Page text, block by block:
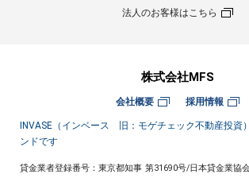
法人のお客様はこちら
株式会社MFS
会社概要 採用情報
INVASE（インベース 旧：モゲチェック不動産投資
ンドです
貸金業者登録番号：東京都知事 第31690号/日本貸金業協